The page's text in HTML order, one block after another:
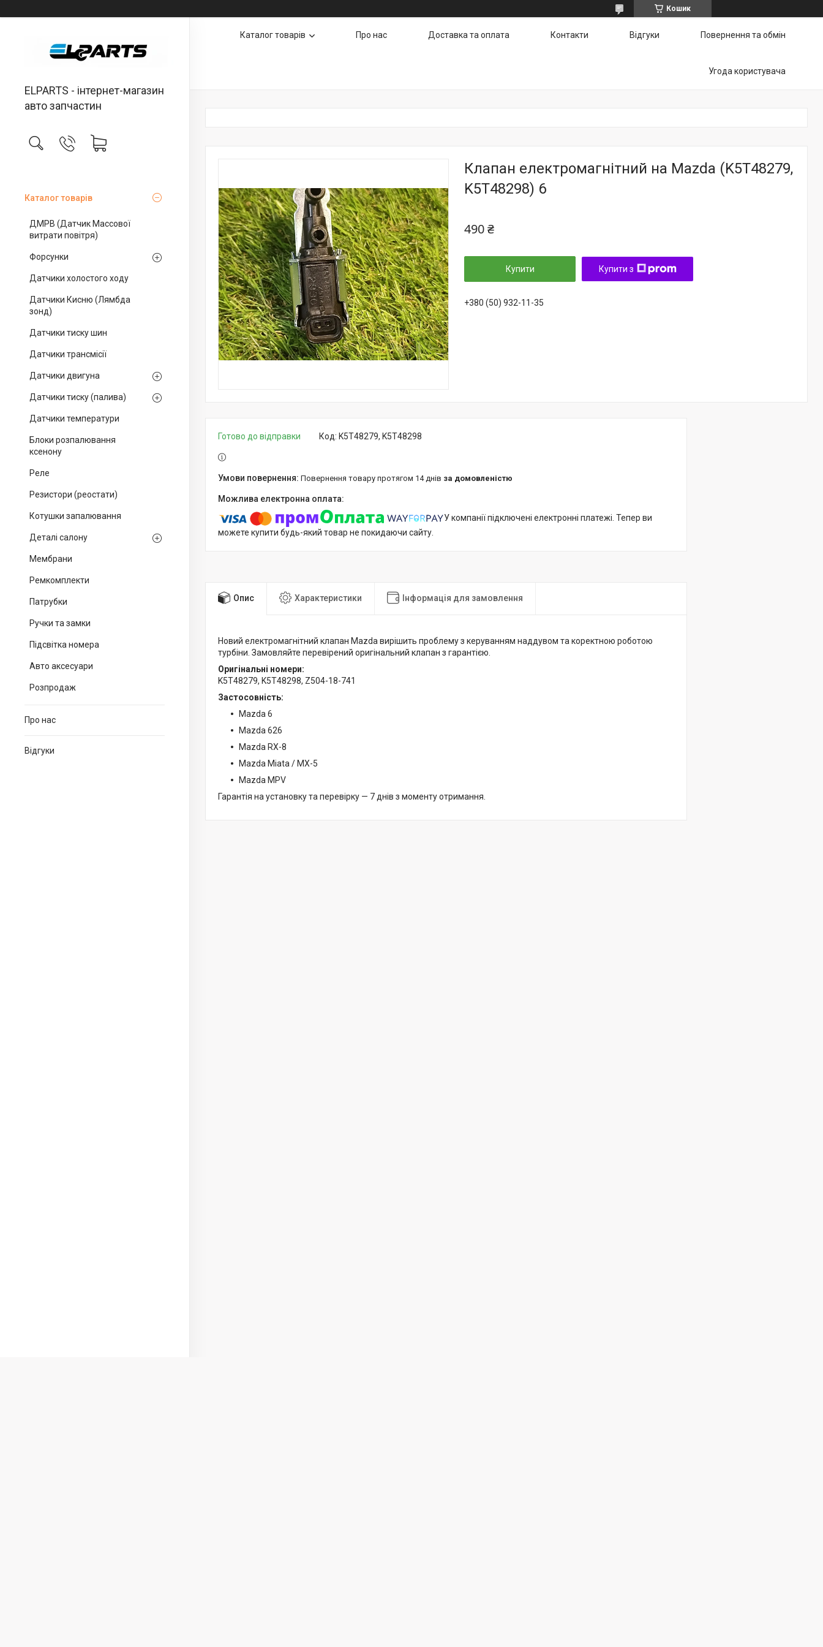
Кошик
ELPARTS - інтернет-магазин
авто запчастин
Каталог товарів
ДМРВ (Датчик Массової
витрати повітря)
Форсунки
Датчики холостого ходу
Датчики Кисню (Лямбда
зонд)
Датчики тиску шин
Датчики трансмісії
Датчики двигуна
Датчики тиску (палива)
Датчики температури
Блоки розпалювання
ксенону
Реле
Резистори (реостати)
Котушки запалювання
Деталі салону
Мембрани
Ремкомплекти
Патрубки
Ручки та замки
Підсвітка номера
Авто аксесуари
Розпродаж
Про нас
Відгуки
Каталог товарів Про нас Доставка та оплата Контакти Відгуки Повернення та обмін
Угода користувача
Клапан електромагнітний на Mazda (K5T48279,
K5T48298) 6
490 ₴
Купити Купити з
+380 (50) 932-11-35
Готово до відправки Код: K5T48279, K5T48298
повернення товару протягом 14 днів за домовленістю
У компанії підключені електронні платежі. Тепер ви
можете купити будь-який товар не покидаючи сайту.
Опис Характеристики Інформація для замовлення
Новий електромагнітний клапан Mazda вирішить проблему з керуванням наддувом та коректною роботою
турбіни. Замовляйте перевірений оригінальний клапан з гарантією.
Оригінальні номери:
K5T48279, K5T48298, Z504-18-741
Застосовність:
Mazda 6
Mazda 626
Mazda RX-8
Mazda Miata / MX-5
Mazda MPV
Гарантія на установку та перевірку — 7 днів з моменту отримання.